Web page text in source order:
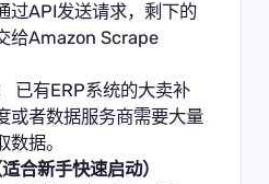
过API发送请求，剩下的
给Amazon Scrape
已有ERP系统的大卖补
或者数据服务商需要大量
数据。
合新手快速启动）